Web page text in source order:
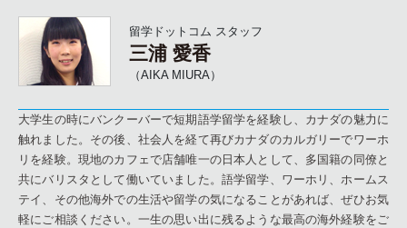
留学ドットコム スタッフ
三浦 愛香
（AIKA MIURA）
大学生の時にバンクーバーで短期語学留学を経験し、カナダの魅力に
触れました。その後、社会人を経て再びカナダのカルガリーでワーホ
リを経験。現地のカフェで店舗唯一の日本人として、多国籍の同僚と
共にバリスタとして働いていました。語学留学、ワーホリ、ホームス
テイ、その他海外での生活や留学の気になることがあれば、ぜひお気
軽にご相談ください。一生の思い出に残るような最高の海外経験をご